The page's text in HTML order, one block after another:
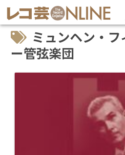
ミュンヘン・
ー管弦楽団